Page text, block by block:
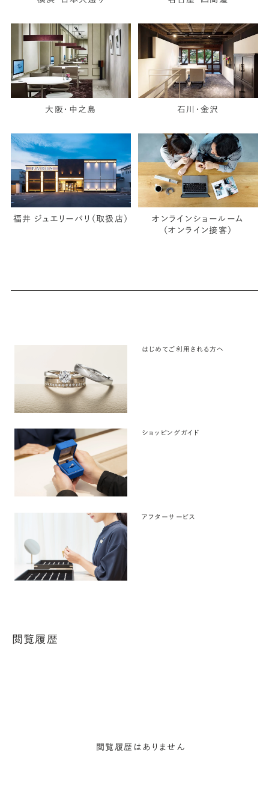
大阪・中之島 石川・金沢
福井 ジュエリーパリ（取扱店）
オンラインショールーム
（オンライン接客）
はじめてご利用される方へ
ショッピングガイド
アフターサービス
閲覧履歴
閲覧履歴はありません